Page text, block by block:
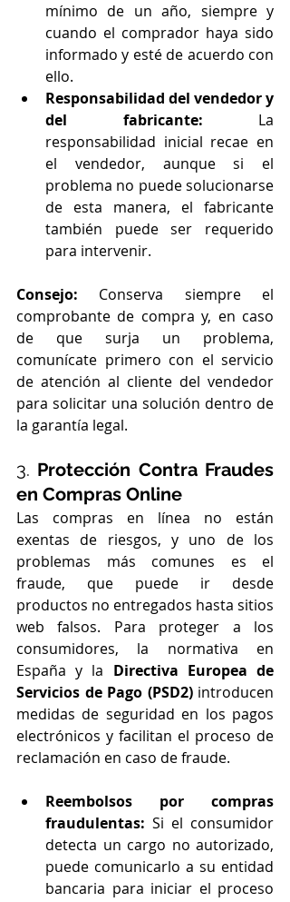
mínimo de un año, siempre y
cuando el comprador haya sido
informado y esté de acuerdo con
ello.
Responsabilidad del vendedor y
del fabricante: La
responsabilidad inicial recae en
el vendedor, aunque si el
problema no puede solucionarse
de esta manera, el fabricante
también puede ser requerido
para intervenir.
Consejo: Conserva siempre el
comprobante de compra y, en caso
de que surja un problema,
comunícate primero con el servicio
de atención al cliente del vendedor
para solicitar una solución dentro de
la garantía legal.
3. Protección Contra Fraudes
en Compras Online
Las compras en línea no están
exentas de riesgos, y uno de los
problemas más comunes es el
fraude, que puede ir desde
productos no entregados hasta sitios
web falsos. Para proteger a los
consumidores, la normativa en
España y la Directiva Europea de
Servicios de Pago (PSD2) introducen
medidas de seguridad en los pagos
electrónicos y facilitan el proceso de
reclamación en caso de fraude.
Reembolsos por compras
fraudulentas: Si el consumidor
detecta un cargo no autorizado,
puede comunicarlo a su entidad
bancaria para iniciar el proceso